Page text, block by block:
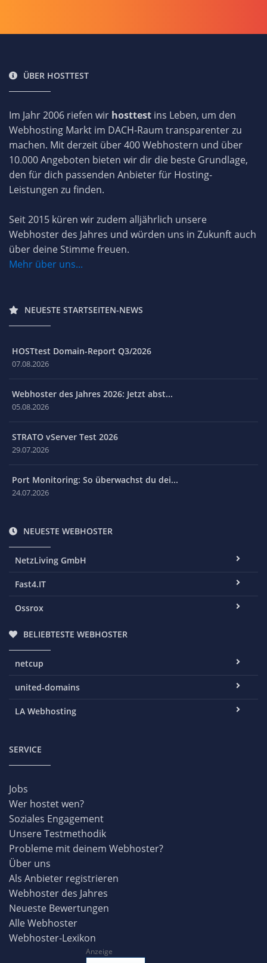
ÜBER HOSTTEST
Im Jahr 2006 riefen wir hosttest ins Leben, um den
Webhosting Markt im DACH-Raum transparenter zu
machen. Mit derzeit über 400 Webhostern und über
10.000 Angeboten bieten wir dir die beste Grundlage,
den für dich passenden Anbieter für Hosting-
Leistungen zu finden.
Seit 2015 küren wir zudem alljährlich unsere
Webhoster des Jahres und würden uns in Zukunft auch
über deine Stimme freuen.
Mehr über uns...
NEUESTE STARTSEITEN-NEWS
HOSTtest Domain-Report Q3/2026
07.08.2026
Webhoster des Jahres 2026: Jetzt abst...
05.08.2026
STRATO vServer Test 2026
29.07.2026
Port Monitoring: So überwachst du dei...
24.07.2026
NEUESTE WEBHOSTER
NetzLiving GmbH
Fast4.IT
Ossrox
BELIEBTESTE WEBHOSTER
netcup
united-domains
LA Webhosting
SERVICE
Jobs
Wer hostet wen?
Soziales Engagement
Unsere Testmethodik
Probleme mit deinem Webhoster?
Über uns
Als Anbieter registrieren
Webhoster des Jahres
Neueste Bewertungen
Alle Webhoster
Webhoster-Lexikon
Anzeige